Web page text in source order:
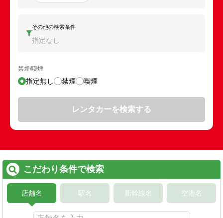
その他の検索条件
指定なし
禁煙/喫煙
指定無し 禁煙 喫煙
レンタカーを検索する
こだわり条件で検索
店舗名 駅名 新幹線名 空港名